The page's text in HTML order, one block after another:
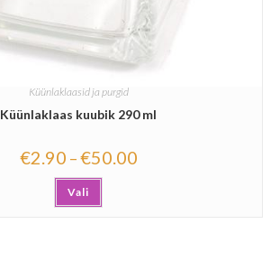
Küünlaklaasid ja purgid
Küünlaklaas kuubik 290 ml
€2.90 –€50.00
Vali